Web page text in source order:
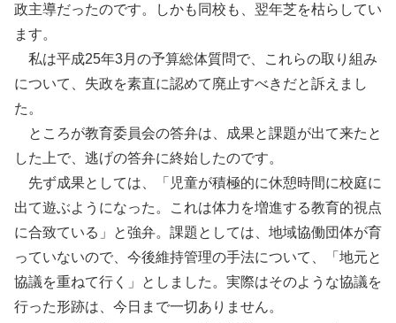
政主導だったのです。しかも同校も、翌年芝を枯らしてい
ます。
私は平成25年3月の予算総体質問で、これらの取り組み
について、失政を素直に認めて廃止すべきだと訴えまし
た。
ところが教育委員会の答弁は、成果と課題が出て来たと
した上で、逃げの答弁に終始したのです。
先ず成果としては、「児童が積極的に休憩時間に校庭に
出て遊ぶようになった。これは体力を増進する教育的視点
に合致ている」と強弁。課題としては、地域協働団体が育
っていないので、今後維持管理の手法について、「地元と
協議を重ねて行く」としました。実際はそのような協議を
行った形跡は、今日まで一切ありません。